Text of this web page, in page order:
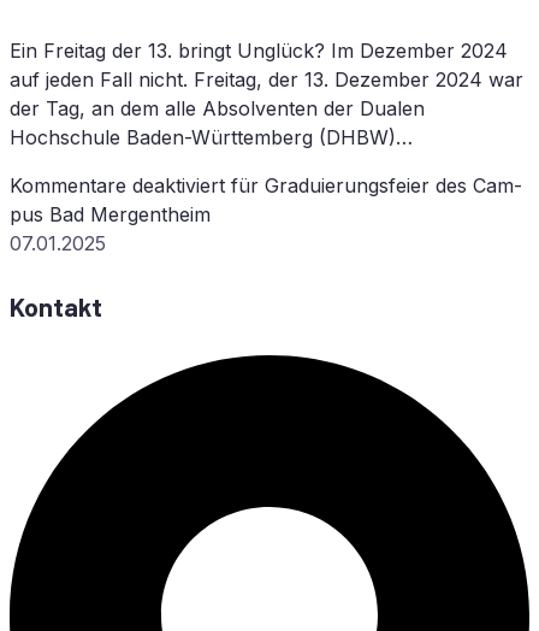
Ein Freitag der 13. bringt Unglück? Im Dezember 2024
auf jeden Fall nicht. Freitag, der 13. Dezember 2024 war
der Tag, an dem alle Absolventen der Dualen
Hochschule Baden-Württemberg (DHBW)…
Kommentare deaktiviert für Gra­du­ie­rungs­fei­er des Cam­
pus Bad Mergentheim
07.01.2025
Kontakt